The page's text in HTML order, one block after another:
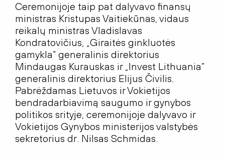
Ceremonijoje taip pat dalyvavo finansų
ministras Kristupas Vaitiekūnas, vidaus
reikalų ministras Vladislavas
Kondratovičius, „Giraitės ginkluotės
gamykla“ generalinis direktorius
Mindaugas Kurauskas ir „Invest Lithuania“
generalinis direktorius Elijus Čivilis.
Pabrėždamas Lietuvos ir Vokietijos
bendradarbiavimą saugumo ir gynybos
politikos srityje, ceremonijoje dalyvavo ir
Vokietijos Gynybos ministerijos valstybės
sekretorius dr. Nilsas Schmidas.